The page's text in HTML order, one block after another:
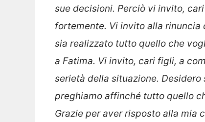
sue decisioni. Perciò vi invito,
fortemente. Vi invito alla
sia realizzato tutto quello che
a Fatima. Vi invito, cari figli, a
serietà della situazione.
preghiamo affinché tutto quello
Grazie per aver risposto alla mia